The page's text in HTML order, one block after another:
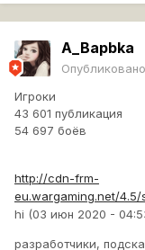
A_Bapbka
Игроки
43 601 публикация
54 697 боёв
http://cdn-frm-
eu.wargaming.net/
hi (03 июн 2020 -
разработчики,